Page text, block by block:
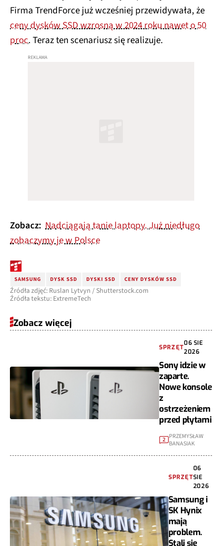
Firma TrendForce już wcześniej przewidywała, że
ceny dysków SSD wzrosną w 2024 roku nawet o 50
proc. Teraz ten scenariusz się realizuje.
Zobacz: Nadciągają tanie laptopy. Już niedługo
zobaczymy je w Polsce
SAMSUNG DYSK SSD DYSKI SSD CENY DYSKÓW SSD
Źródła zdjęć: Ruslan Lytvyn / Shutterstock.com
Źródła tekstu: ExtremeTech
Zobacz więcej
SPRZĘT
06 SIE
2026
Sony idzie w
zaparte.
Nowe konsole
z
ostrzeżeniem
przed płytami
2 PRZEMYSŁAW
BANASIAK
SPRZĘT
06
SIE
2026
Samsung i
SK Hynix
mają
problem.
Stali się